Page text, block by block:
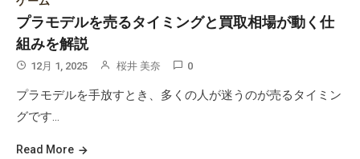
プラモデルを売るタイミングと買取相場が動く仕
組みを解説
12月 1, 2025 桜井 美奈 0
プラモデルを手放すとき、多くの人が迷うのが売るタイミン
グです…
Read More